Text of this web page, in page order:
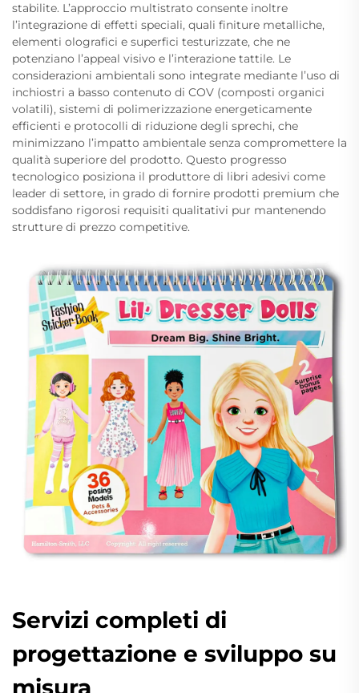
stabilite. L’approccio multistrato consente inoltre
l’integrazione di effetti speciali, quali finiture metalliche,
elementi olografici e superfici testurizzate, che ne
potenziano l’appeal visivo e l’interazione tattile. Le
considerazioni ambientali sono integrate mediante l’uso di
inchiostri a basso contenuto di COV (composti organici
volatili), sistemi di polimerizzazione energeticamente
efficienti e protocolli di riduzione degli sprechi, che
minimizzano l’impatto ambientale senza compromettere la
qualità superiore del prodotto. Questo progresso
tecnologico posiziona il produttore di libri adesivi come
leader di settore, in grado di fornire prodotti premium che
soddisfano rigorosi requisiti qualitativi pur mantenendo
strutture di prezzo competitive.
Servizi completi di
progettazione e sviluppo su
misura